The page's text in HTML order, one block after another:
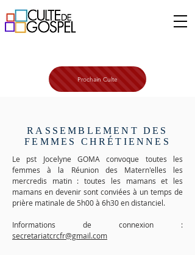
Prochain Culte
RASSEMBLEMENT DES
FEMMES CHRÉTIENNES
Le pst Jocelyne GOMA convoque toutes les
femmes à la Réunion des Matern'elles les
mercredis matin : toutes les mamans et les
mamans en devenir sont conviées à un temps de
prière matinale de 5h00 à 6h30 en distanciel.
Informations de connexion :
secretariatcrcfr@gmail.com